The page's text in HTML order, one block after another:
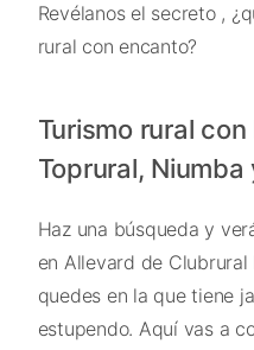
Revélanos el secreto ,
rural con encanto?
Turismo rural
Toprural,
Haz una búsqueda y
en Allevard de
quedes en la que tiene
estupendo. Aquí vas a